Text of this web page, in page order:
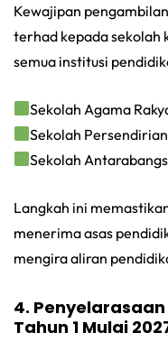
Kewajipan
terhad kepada sekolah
semua institusi
Sekolah Agama
Sekolah Persendirian
Sekolah
Langkah ini
menerima asas
mengira aliran
4.
Tahun 1 Mulai